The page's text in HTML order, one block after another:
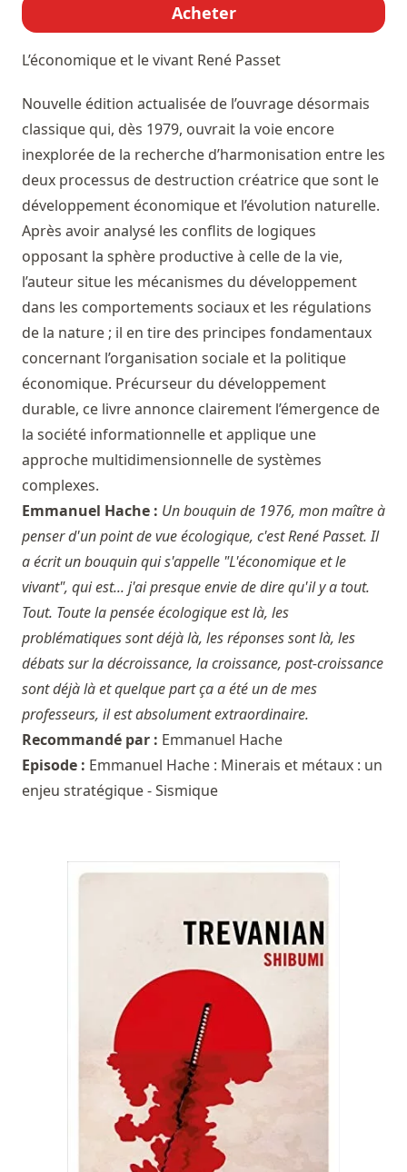
Acheter
L’économique et le vivant René Passet
Nouvelle édition actualisée de l’ouvrage désormais
classique qui, dès 1979, ouvrait la voie encore
inexplorée de la recherche d’harmonisation entre les
deux processus de destruction créatrice que sont le
développement économique et l’évolution naturelle.
Après avoir analysé les conflits de logiques
opposant la sphère productive à celle de la vie,
l’auteur situe les mécanismes du développement
dans les comportements sociaux et les régulations
de la nature ; il en tire des principes fondamentaux
concernant l’organisation sociale et la politique
économique. Précurseur du développement
durable, ce livre annonce clairement l’émergence de
la société informationnelle et applique une
approche multidimensionnelle de systèmes
complexes.
Emmanuel Hache : Un bouquin de 1976, mon maître à
penser d'un point de vue écologique, c'est René Passet. Il
a écrit un bouquin qui s'appelle "L'économique et le
vivant", qui est... j'ai presque envie de dire qu'il y a tout.
Tout. Toute la pensée écologique est là, les
problématiques sont déjà là, les réponses sont là, les
débats sur la décroissance, la croissance, post-croissance
sont déjà là et quelque part ça a été un de mes
professeurs, il est absolument extraordinaire.
Recommandé par : Emmanuel Hache
Episode : Emmanuel Hache : Minerais et métaux : un
enjeu stratégique - Sismique